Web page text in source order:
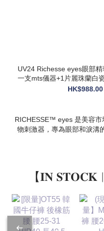
UV24 Richesse eyes眼部
一支mts儀器+1片麗珠蘭白
器+1盒白瓷面膜+1支麗珠
RICHESSE™ eyes 是美容市
物刺激器，專為眼部和淚溝
【𝐈𝐍